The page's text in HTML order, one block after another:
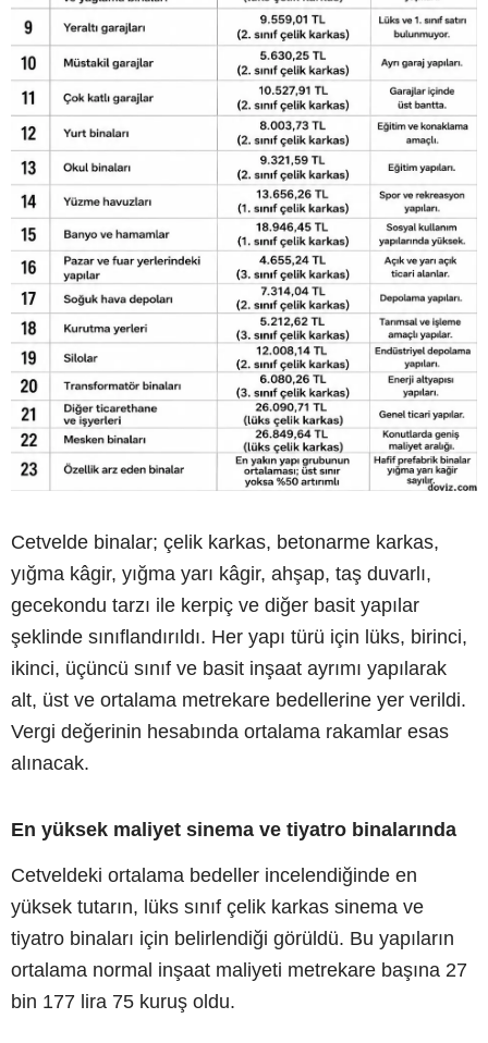
Cetvelde binalar; çelik karkas, betonarme karkas,
yığma kâgir, yığma yarı kâgir, ahşap, taş duvarlı,
gecekondu tarzı ile kerpiç ve diğer basit yapılar
şeklinde sınıflandırıldı. Her yapı türü için lüks, birinci,
ikinci, üçüncü sınıf ve basit inşaat ayrımı yapılarak
alt, üst ve ortalama metrekare bedellerine yer verildi.
Vergi değerinin hesabında ortalama rakamlar esas
alınacak.
En yüksek maliyet sinema ve tiyatro binalarında
Cetveldeki ortalama bedeller incelendiğinde en
yüksek tutarın, lüks sınıf çelik karkas sinema ve
tiyatro binaları için belirlendiği görüldü. Bu yapıların
ortalama normal inşaat maliyeti metrekare başına 27
bin 177 lira 75 kuruş oldu.